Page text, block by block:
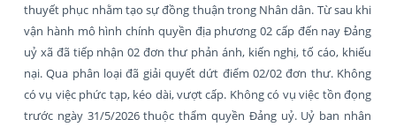
thuyết phục nhằm tạo sự đồng thuận trong Nhân dân. Từ sau khi
vận hành mô hình chính quyền địa phương 02 cấp đến nay Đảng
uỷ xã đã tiếp nhận 02 đơn thư phản ánh, kiến nghị, tố cáo, khiếu
nại. Qua phân loại đã giải quyết dứt điểm 02/02 đơn thư. Không
có vụ việc phức tạp, kéo dài, vượt cấp. Không có vụ việc tồn đọng
trước ngày 31/5/2026 thuộc thẩm quyền Đảng uỷ. Uỷ ban nhân